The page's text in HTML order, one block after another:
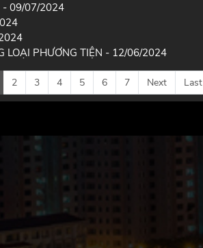
- 09/07/2024
LOẠI PHƯƠNG TIỆN - 12/06/2024
2 3 4 5 6 7 Next Last